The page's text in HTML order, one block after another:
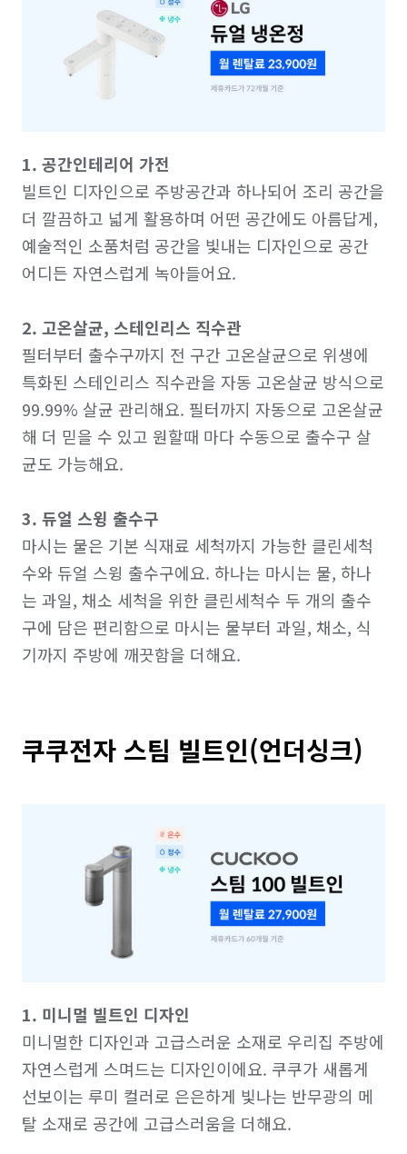
1. 공간인테리어 가전
빌트인 디자인으로 주방공간과 하나되어 조리 공간을
더 깔끔하고 넓게 활용하며 어떤 공간에도 아름답게,
예술적인 소품처럼 공간을 빛내는 디자인으로 공간
어디든 자연스럽게 녹아들어요.
2. 고온살균, 스테인리스 직수관
필터부터 출수구까지 전 구간 고온살균으로 위생에
특화된 스테인리스 직수관을 자동 고온살균 방식으로
99.99% 살균 관리해요. 필터까지 자동으로 고온살균
해 더 믿을 수 있고 원할때 마다 수동으로 출수구 살
균도 가능해요.
3. 듀얼 스윙 출수구
마시는 물은 기본 식재료 세척까지 가능한 클린세척
수와 듀얼 스윙 출수구에요. 하나는 마시는 물, 하나
는 과일, 채소 세척을 위한 클린세척수 두 개의 출수
구에 담은 편리함으로 마시는 물부터 과일, 채소, 식
쿠쿠전자 스팀 빌트인(언더싱크)
1. 미니멀 빌트인 디자인
미니멀한 디자인과 고급스러운 소재로 우리집 주방에
자연스럽게 스며드는 디자인이에요. 쿠쿠가 새롭게
선보이는 루미 컬러로 은은하게 빛나는 반무광의 메
탈 소재로 공간에 고급스러움을 더해요.